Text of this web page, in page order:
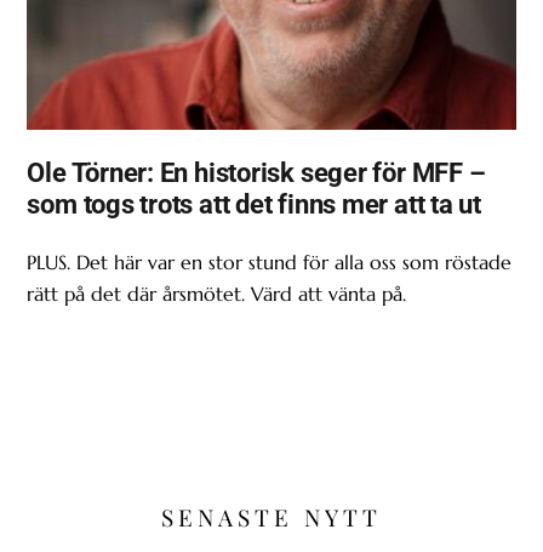
Ole Törner: En historisk seger för MFF –
som togs trots att det finns mer att ta ut
PLUS. Det här var en stor stund för alla oss som röstade
rätt på det där årsmötet. Värd att vänta på.
SENASTE NYTT